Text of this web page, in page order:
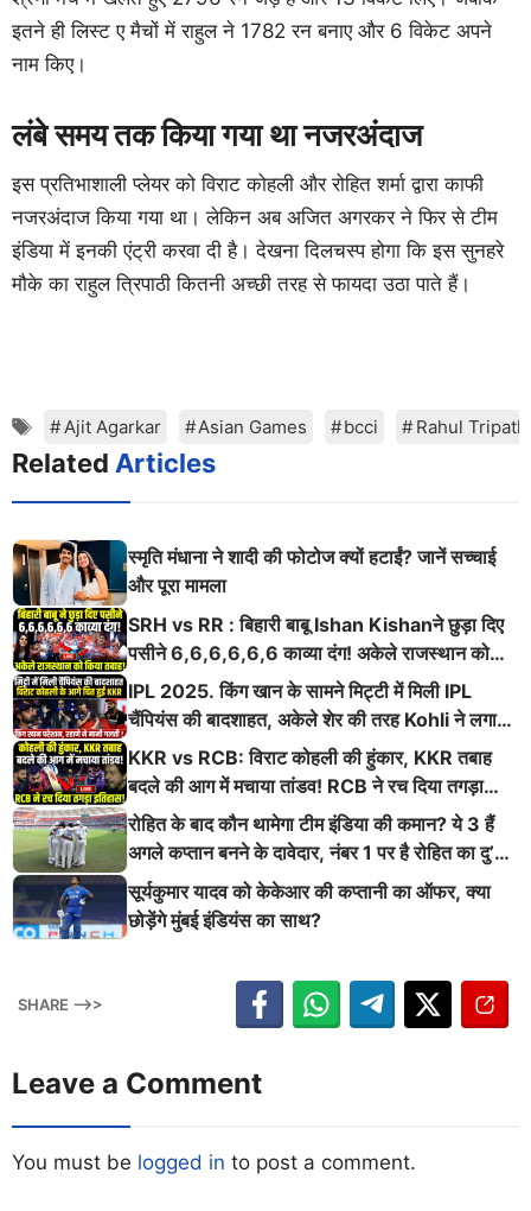
इतने ही लिस्ट ए मैचों में राहुल ने 1782 रन बनाए और 6 विकेट अपने
नाम किए।
लंबे समय तक किया गया था नजरअंदाज
इस प्रतिभाशाली प्लेयर को विराट कोहली और रोहित शर्मा द्वारा काफी
नजरअंदाज किया गया था। लेकिन अब अजित अगरकर ने फिर से टीम
इंडिया में इनकी एंट्री करवा दी है। देखना दिलचस्प होगा कि इस सुनहरे
मौके का राहुल त्रिपाठी कितनी अच्छी तरह से फायदा उठा पाते हैं।
Tags
Ajit Agarkar Asian Games bcci Rahul Tripathi
Related Articles
स्मृति मंधाना ने शादी की फोटोज क्यों हटाईं? जानें सच्चाई
और पूरा मामला
SRH vs RR : बिहारी बाबू Ishan Kishanने छुड़ा दिए
पसीने 6,6,6,6,6,6 काव्या दंग! अकेले राजस्थान को
किया तबाह!
IPL 2025. किंग खान के सामने मिट्टी में मिली IPL
चैंपियंस की बादशाहत, अकेले शेर की तरह Kohli ने लगाई
ऐसी दहाड़
KKR vs RCB: विराट कोहली की हुंकार, KKR तबाह
बदले की आग में मचाया तांडव! RCB ने रच दिया तगड़ा
इतिहास
रोहित के बाद कौन थामेगा टीम इंडिया की कमान? ये 3 हैं
अगले कप्तान बनने के दावेदार, नंबर 1 पर है रोहित का दु’
श्मन
सूर्यकुमार यादव को केकेआर की कप्तानी का ऑफर, क्या
छोड़ेंगे मुंबई इंडियंस का साथ?
SHARE -->>
Leave a Comment
You must be logged in to post a comment.